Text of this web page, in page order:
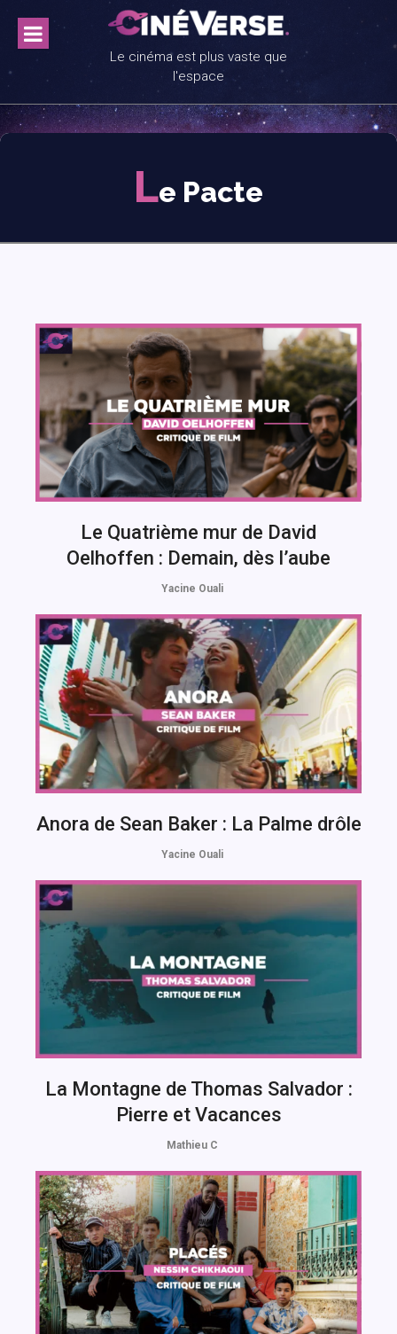
content
Le cinéma est plus vaste que
l'espace
Le Pacte
Le Quatrième mur de David
Oelhoffen : Demain, dès l’aube
Yacine Ouali
Anora de Sean Baker : La Palme drôle
Yacine Ouali
La Montagne de Thomas Salvador :
Pierre et Vacances
Mathieu C